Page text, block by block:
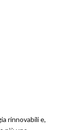
rinnovabili e,